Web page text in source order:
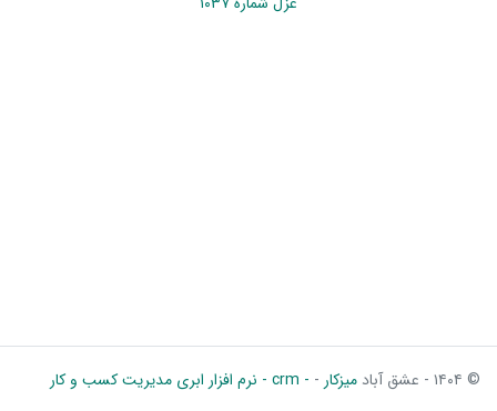
© ۱۴۰۴ - عشق آباد میزکار - - crm - نرم افزار ابری مدیریت کسب و کار